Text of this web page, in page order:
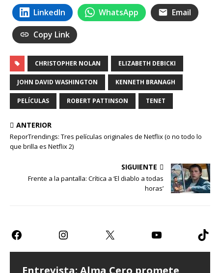
LinkedIn WhatsApp Email
Copy Link
CHRISTOPHER NOLAN ELIZABETH DEBICKI
JOHN DAVID WASHINGTON KENNETH BRANAGH
PELÍCULAS ROBERT PATTINSON TENET
ANTERIOR
ReporTrendings: Tres películas originales de Netflix (o no todo lo
que brilla es Netflix 2)
SIGUIENTE
Frente a la pantalla: Crítica a ‘El diablo a todas
horas’
Entrevista: Alma Cero promete
Entrevista: Paulina Goto expresa
Teatro CDMX: Prometen risas con